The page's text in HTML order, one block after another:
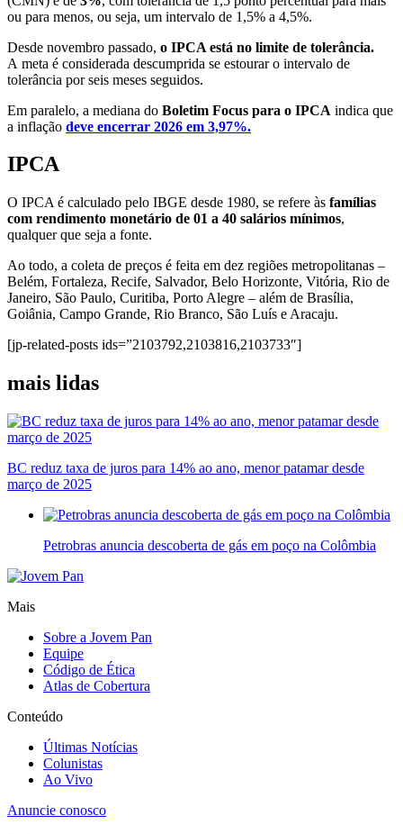
ou para menos, ou seja, um intervalo de 1,5% a 4,5%.
Desde novembro passado, o IPCA está no limite de tolerância.
A meta é considerada descumprida se estourar o intervalo de
tolerância por seis meses seguidos.
Em paralelo, a mediana do Boletim Focus para o IPCA indica que
a inflação deve encerrar 2026 em 3,97%.
IPCA
O IPCA é calculado pelo IBGE desde 1980, se refere às famílias
com rendimento monetário de 01 a 40 salários mínimos,
qualquer que seja a fonte.
Ao todo, a coleta de preços é feita em dez regiões metropolitanas –
Belém, Fortaleza, Recife, Salvador, Belo Horizonte, Vitória, Rio de
Janeiro, São Paulo, Curitiba, Porto Alegre – além de Brasília,
Goiânia, Campo Grande, Rio Branco, São Luís e Aracaju.
[jp-related-posts ids=”2103792,2103816,2103733″]
mais lidas
BC reduz taxa de juros para 14% ao ano, menor patamar desde
março de 2025
Petrobras anuncia descoberta de gás em poço na Colômbia
Mais
Sobre a Jovem Pan
Equipe
Código de Ética
Atlas de Cobertura
Conteúdo
Últimas Notícias
Colunistas
Ao Vivo
Anuncie conosco